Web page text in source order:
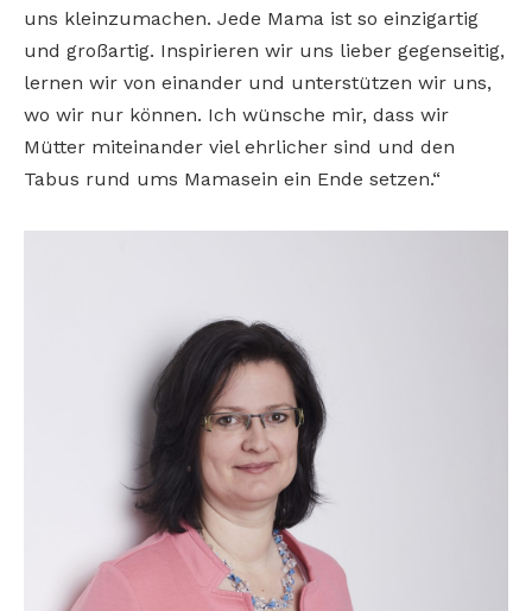
uns kleinzumachen. Jede Mama ist so einzigartig
und großartig. Inspirieren wir uns lieber gegenseitig,
lernen wir von einander und unterstützen wir uns,
wo wir nur können. Ich wünsche mir, dass wir
Mütter miteinander viel ehrlicher sind und den
Tabus rund ums Mamasein ein Ende setzen.“